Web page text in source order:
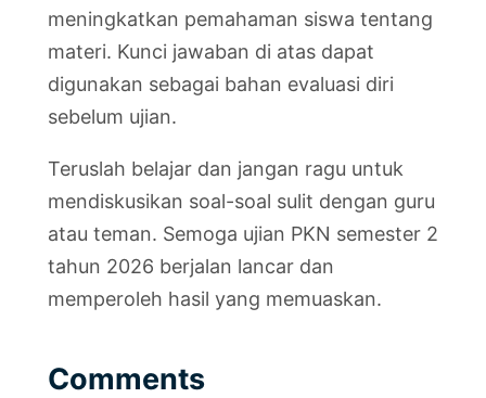
meningkatkan pemahaman siswa tentang
materi. Kunci jawaban di atas dapat
digunakan sebagai bahan evaluasi diri
sebelum ujian.
Teruslah belajar dan jangan ragu untuk
mendiskusikan soal-soal sulit dengan guru
atau teman. Semoga ujian PKN semester 2
tahun 2026 berjalan lancar dan
memperoleh hasil yang memuaskan.
Comments